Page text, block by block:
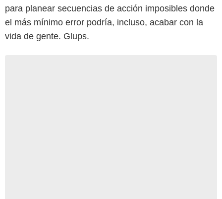
para planear secuencias de acción imposibles donde
el más mínimo error podría, incluso, acabar con la
vida de gente. Glups.